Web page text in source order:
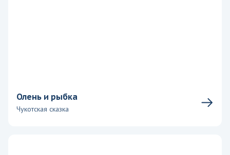
Олень и рыбка
Чукотская сказка